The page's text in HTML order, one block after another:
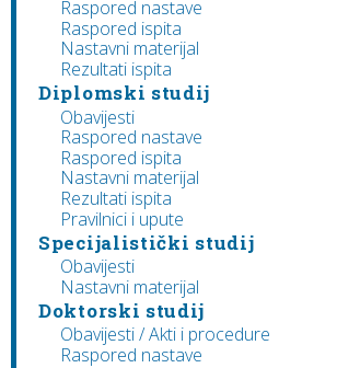
Raspored nastave
Raspored ispita
Nastavni materijal
Rezultati ispita
Diplomski studij
Obavijesti
Raspored nastave
Raspored ispita
Nastavni materijal
Rezultati ispita
Pravilnici i upute
Specijalistički studij
Obavijesti
Nastavni materijal
Doktorski studij
Obavijesti / Akti i procedure
Raspored nastave